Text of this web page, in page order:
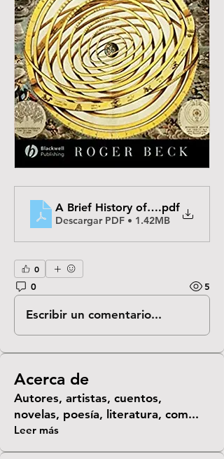
A Brief History of Ancient
.pdf
Descargar PDF • 1.42MB
0
0
5
Escribir un comentario...
Acerca de
Autores, artistas, cuentos,
novelas, poesía, literatura, com...
Leer más